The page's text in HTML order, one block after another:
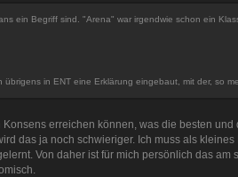
ein Begriff sind. "Arena" war irgendwie schon ein
in ENT eine Erklärung eingebaut, mit der, so
erreichen können, was die besten
das ja noch schwieriger. Ich muss als
Von daher ist für mich persönlich das